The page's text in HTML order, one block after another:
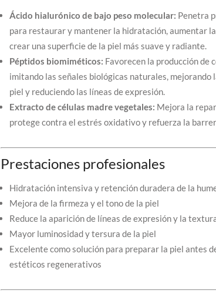
Ácido hialurónico de bajo peso molecular: Penetra
para restaurar y mantener la hidratación, aumentar
crear una superficie de la piel más suave y radiante.
Péptidos biomiméticos: Favorecen la producción de
imitando las señales biológicas naturales, mejorando
piel y reduciendo las líneas de expresión.
Extracto de células madre vegetales: Mejora la
protege contra el estrés oxidativo y refuerza la
Prestaciones profesionales
Hidratación intensiva y retención duradera de la
Mejora de la firmeza y el tono de la piel
Reduce la aparición de líneas de expresión y la
Mayor luminosidad y tersura de la piel
Excelente como solución para preparar la piel antes
estéticos regenerativos